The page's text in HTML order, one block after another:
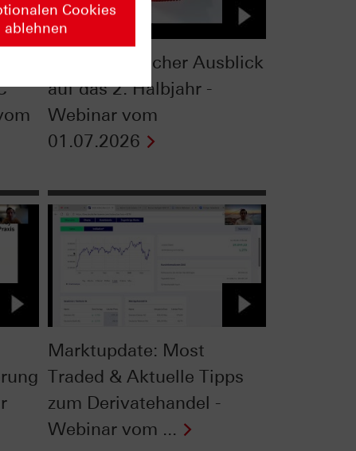
Charttechnischer Ausblick
auf das 2. Halbjahr -
Webinar vom
01.07.2026
Marktupdate: Most
Traded & Aktuelle Tipps
zum Derivatehandel -
Webinar vom ...
Cookies
ablehnen